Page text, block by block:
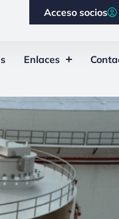
Acceso socios
Enlaces